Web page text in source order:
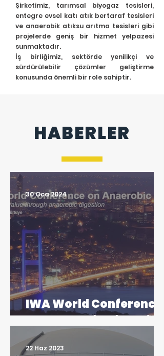
Şirketimiz, tarımsal biyogaz tesisleri,
entegre evsel katı atık bertaraf tesisleri
ve anaerobik atıksu arıtma tesisleri gibi
projelerde geniş bir hizmet yelpazesi
sunmaktadır.
İş birliğimiz, sektörde yenilikçi ve
sürdürülebilir çözümler geliştirme
konusunda önemli bir role sahiptir.
HABERLER
IWA World Conference
of Anaerobic Digestion
30 Oca 2024
22 Haz 2023